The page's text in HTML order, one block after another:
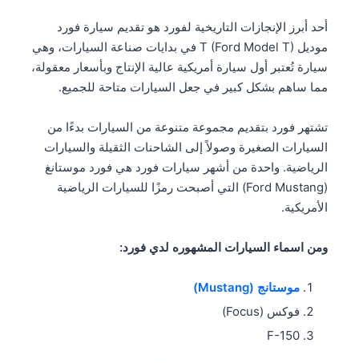
أحد أبرز الإنجازات التاريخية لفورد هو تقديم سيارة فورد
موديل T (Ford Model T) في بدايات صناعة السيارات، وهي
سيارة تُعتبر أول سيارة أمريكية عالية الإنتاج وبأسعار معقولة،
مما ساهم بشكل كبير في جعل السيارات متاحة للجميع.
تشتهر فورد بتقديم مجموعة متنوعة من السيارات بدءًا من
السيارات الصغيرة وصولاً إلى الشاحنات الثقيلة والسيارات
الرياضية. واحدة من أشهر سيارات فورد هي فورد موستانغ
(Ford Mustang) التي أصبحت رمزًا للسيارات الرياضية
الأمريكية.
ومن اسماء السيارات المشهوره لدي فورد:
موستانج (Mustang)
فوكس (Focus)
F-150